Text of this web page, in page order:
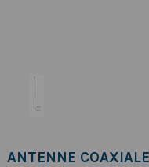
ANTENNE